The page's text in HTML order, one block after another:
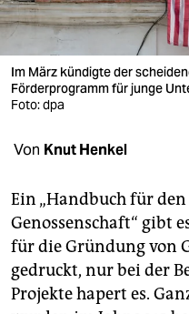
wahrheit
verlag
verlag
shop
fragen & hilfe
unterstützen
abo
genossenschaft
Im März kündigte der
Förderprogramm für junge
Foto: dpa
Von Knut Henkel
Ein „Handbuch für
Genossenschaft“ gibt
für die Gründung von
gedruckt, nur bei der
Projekte hapert es.